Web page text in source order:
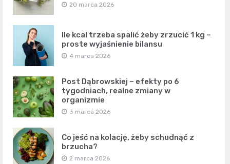
20 marca 2026
Ile kcal trzeba spalić żeby zrzucić 1 kg –
proste wyjaśnienie bilansu
4 marca 2026
Post Dąbrowskiej – efekty po 6
tygodniach, realne zmiany w
organizmie
3 marca 2026
Co jeść na kolację, żeby schudnąć z
brzucha?
2 marca 2026